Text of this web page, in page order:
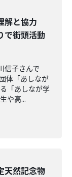
解と協力
街頭活動
信子さんで
体「あしなが
「あしなが学
や高...
天然記念物